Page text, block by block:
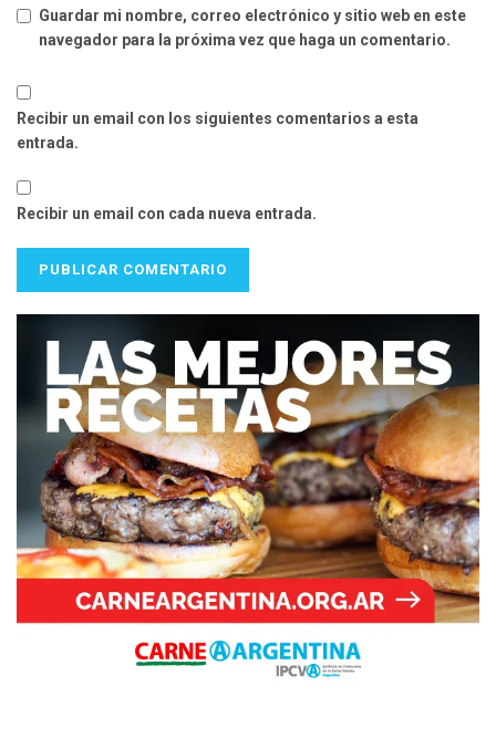
Guardar mi nombre, correo electrónico y sitio web en este
navegador para la próxima vez que haga un comentario.
Recibir un email con los siguientes comentarios a esta
entrada.
Recibir un email con cada nueva entrada.